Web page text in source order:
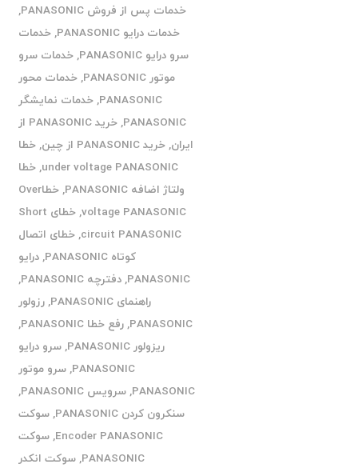
خدمات پس از فروش PANASONIC
,
خدمات درایو PANASONIC
,خدمات
سرو درایو PANASONIC
,خدمات سرو
موتور PANASONIC
,خدمات محور
PANASONIC
,خدمات نمایشگر
PANASONIC
,
خرید PANASONIC از
ایران,خرید PANASONIC از چین ,خطا
under voltage PANASONIC
,خطا
ولتاژ اضافه PANASONIC
,
خطاOver
voltage PANASONIC
,
خطای Short
circuit PANASONIC
,خطای اتصال
کوتاه PANASONIC
,درایو
PANASONIC
,دفترچه PANASONIC
,
راهنمای PANASONIC
,رزولور
PANASONIC
,رفع خطا PANASONIC
,
ریزولور PANASONIC
,سرو درایو
PANASONIC
,سرو موتور
PANASONIC
,سرویس PANASONIC
,
سنکرون کردن PANASONIC
,سوکت
Encoder PANASONIC
,سوکت
PANASONIC
,سوکت انکدر